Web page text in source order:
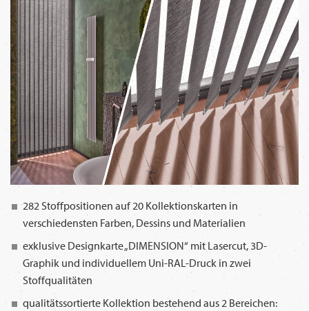
282 Stoffpositionen auf 20 Kollektionskarten in
verschiedensten Farben, Dessins und Materialien
exklusive Designkarte „DIMENSION“ mit Lasercut, 3D-
Graphik und individuellem Uni-RAL-Druck in zwei
Stoffqualitäten
qualitätssortierte Kollektion bestehend aus 2 Bereichen: